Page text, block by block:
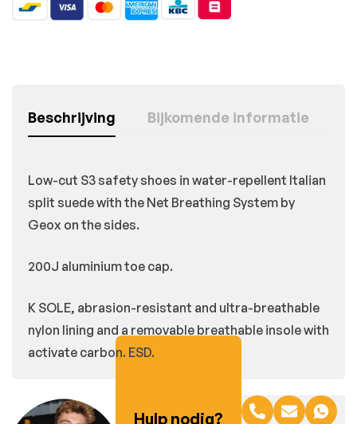
Beschrijving Bijkomende informatie
Low-cut S3 safety shoes in water-repellent Italian
split suede with the Net Breathing System by
Geox on the sides.
200J aluminium toe cap.
K SOLE, abrasion-resistant and ultra-breathable
nylon lining and a removable breathable insole with
activate carbon. ESD.
Hulp nodig?